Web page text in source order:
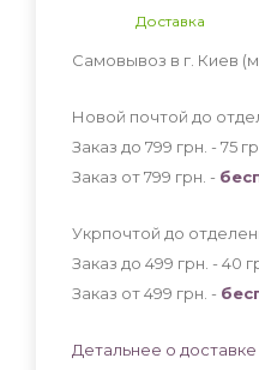
Доставка
Самовывоз в г. Киев
Новой почтой до
Заказ до 799 грн. - 75
Заказ от 799 грн. -
Укрпочтой до
Заказ до 499 грн. - 40
Заказ от 499 грн. -
Детальнее о доставке